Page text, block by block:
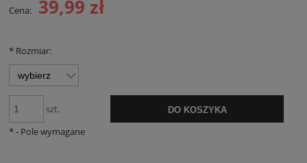
Cena: 39,99 zł
* Rozmiar:
szt. DO KOSZYKA
*- Pole wymagane